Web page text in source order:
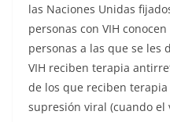
las Naciones Unidas
personas con VIH
personas a las que se les
VIH reciben terapia
de los que reciben
supresión viral (cuando